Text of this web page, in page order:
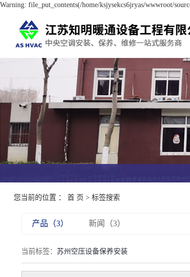
Warning: file_put_contents(/home/ksjysekcs6jryas/wwwroot/
您当前的位置 ： 首 页 > 标签搜索
产品（3） 新闻（3）
当前标签： 苏州空压设备保养安装